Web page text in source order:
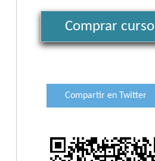
Comprar curso
Compartir en Twitter